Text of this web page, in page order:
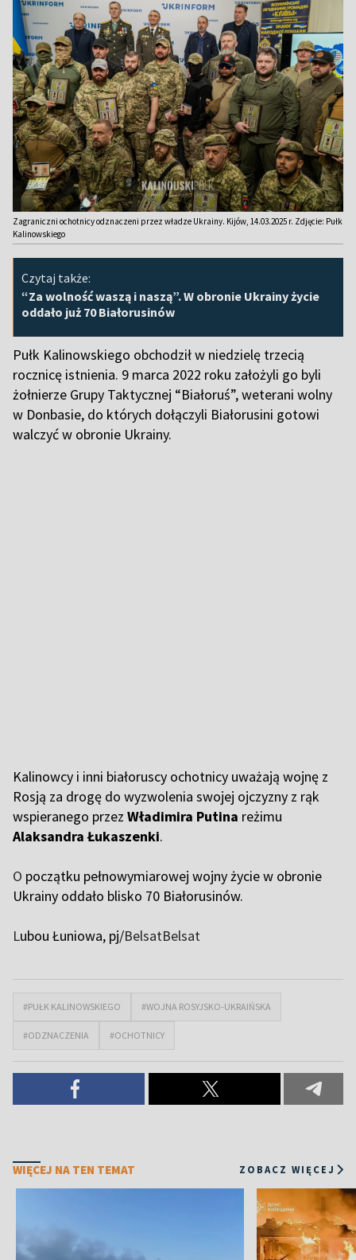
Zagraniczni ochotnicy odznaczeni przez władze Ukrainy. Kijów, 14.03.2025 r. Zdjęcie: Pułk
Kalinowskiego
Czytaj także:
“Za wolność waszą i naszą”. W obronie Ukrainy życie
oddało już 70 Białorusinów
Pułk Kalinowskiego obchodził w niedzielę trzecią
rocznicę istnienia. 9 marca 2022 roku założyli go byli
żołnierze Grupy Taktycznej “Białoruś”, weterani wolny
w Donbasie, do których dołączyli Białorusini gotowi
walczyć w obronie Ukrainy.
Kalinowcy i inni białoruscy ochotnicy uważają wojnę z
Rosją za drogę do wyzwolenia swojej ojczyzny z rąk
wspieranego przez Władimira Putina reżimu
Alaksandra Łukaszenki.
O początku pełnowymiarowej wojny życie w obronie
Ukrainy oddało blisko 70 Białorusinów.
Lubou Łuniowa, pj/BelsatBelsat
#PUŁK KALINOWSKIEGO #WOJNA ROSYJSKO-UKRAIŃSKA
#ODZNACZENIA #OCHOTNICY
WIĘCEJ NA TEN TEMAT ZOBACZ WIĘCEJ